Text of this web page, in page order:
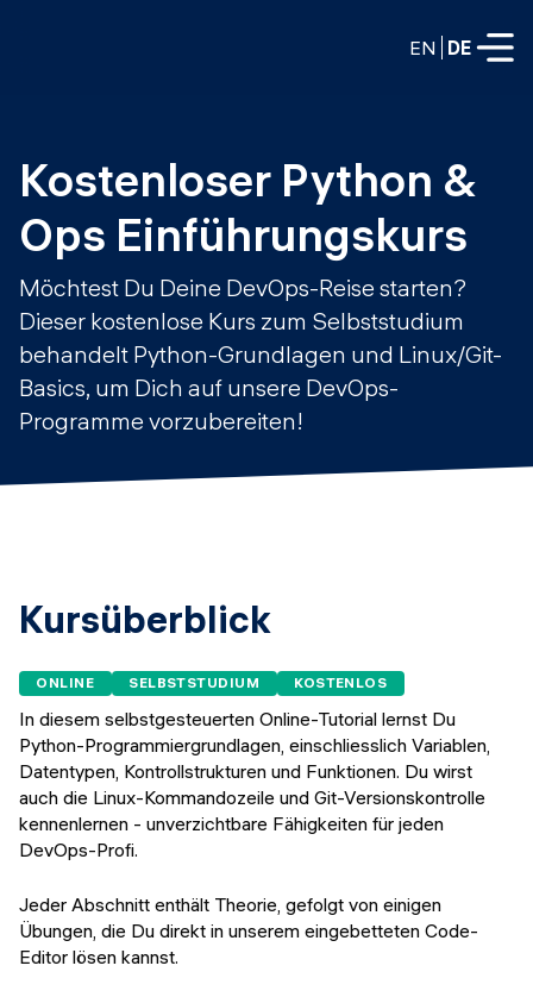
EN DE
VOLLZEITPROGRAMME
Data Science
Web-Entwicklung und KI
TEILZEITROGRAMME
Data Science
DevOps
Generative KI meistern
KOSTENLOSE RESSOURCEN
Data Science Einführungskurs
Web-Entwicklung Einführungskurs
Python Einführungskurs
Python & Ops Einführungskurs
Weiterbildung / Schulung
Consulting
Prototyping
Stell unsere Absolventen ein
Labs
Wer wir sind
Blog
Partner
Abschlussprojekte
Kostenloser Python &
Ops Einführungskurs
Möchtest Du Deine DevOps-Reise starten?
Dieser kostenlose Kurs zum Selbststudium
behandelt Python-Grundlagen und Linux/Git-
Basics, um Dich auf unsere DevOps-
Programme vorzubereiten!
Kursüberblick
ONLINE SELBSTSTUDIUM KOSTENLOS
In diesem selbstgesteuerten Online-Tutorial lernst Du
Python-Programmiergrundlagen, einschliesslich Variablen,
Datentypen, Kontrollstrukturen und Funktionen. Du wirst
auch die Linux-Kommandozeile und Git-Versionskontrolle
kennenlernen - unverzichtbare Fähigkeiten für jeden
DevOps-Profi.
Jeder Abschnitt enthält Theorie, gefolgt von einigen
Übungen, die Du direkt in unserem eingebetteten Code-
Editor lösen kannst.